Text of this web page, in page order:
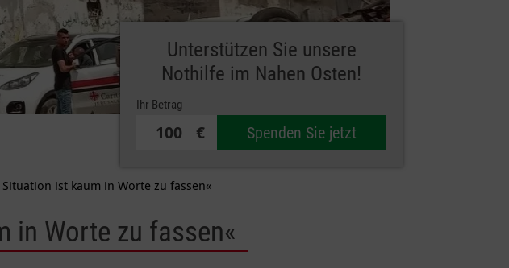
Unterstützen Sie unsere
Nothilfe im Nahen Osten!
Ihr Betrag
€ Spenden Sie jetzt
ist kaum in Worte zu fassen«
in Worte zu fassen«